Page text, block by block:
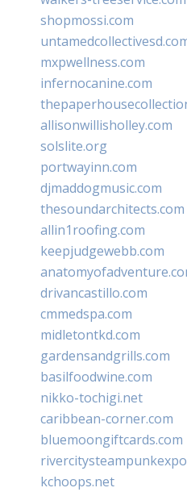
shopmossi.com
mxpwellness.com
infernocanine.com
allisonwillisholley.com
solslite.org
portwayinn.com
djmaddogmusic.com
thesoundarchitects.com
allin1roofing.com
keepjudgewebb.com
drivancastillo.com
cmmedspa.com
midletontkd.com
gardensandgrills.com
basilfoodwine.com
nikko-tochigi.net
caribbean-corner.com
bluemoongiftcards.com
kchoops.net